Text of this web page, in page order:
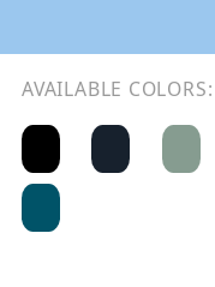
AVAILABLE COLORS: